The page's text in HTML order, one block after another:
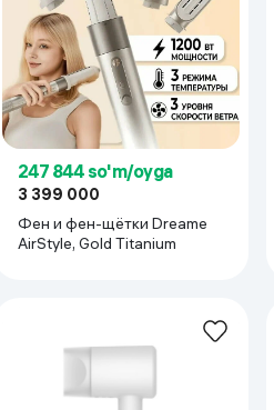
Kameralar
247 844 so'm/oyga
3 399 000
Фен и фен-щётки Dreame
AirStyle, Gold Titanium